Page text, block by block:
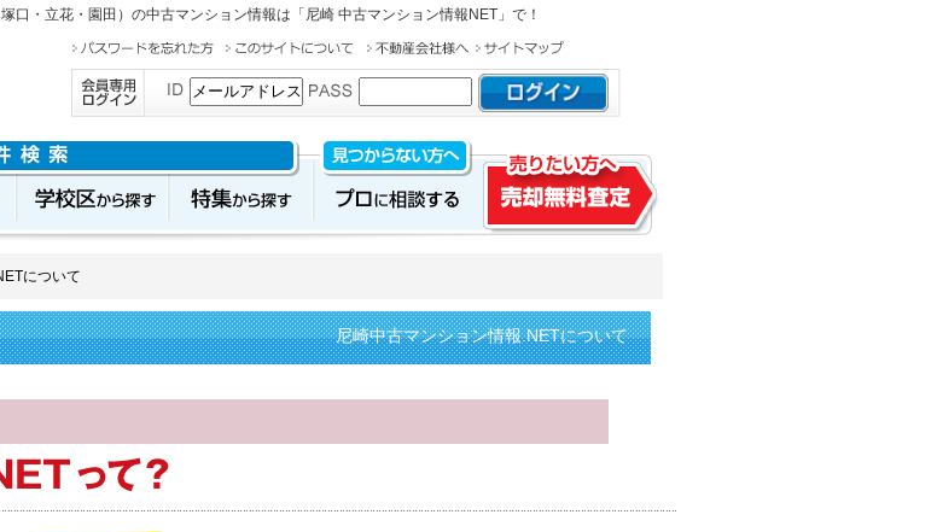
塚口・立花・園田）の中古マンション情報は「尼崎 中古マンション情報NET」で！
について
尼崎中古マンション情報.NETについて